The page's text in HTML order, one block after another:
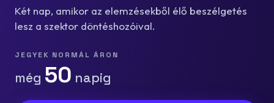
Két nap, amikor az elemzésekből élő beszélgetés
lesz a szektor döntéshozóival.
JEGYEK NORMÁL ÁRON
még 50 napig